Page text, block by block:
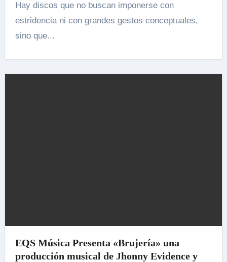
Hay discos que no buscan imponerse con
estridencia ni con grandes gestos conceptuales,
sino que...
EQS Música Presenta «Brujería» una
producción musical de Jhonny Evidence y